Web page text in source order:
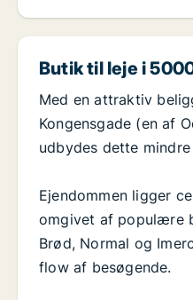
Butik til leje i
Med en attraktiv
Kongensgade (en af
udbydes dette
Ejendommen ligger
omgivet af populære
Brød, Normal og
flow af besøgende.